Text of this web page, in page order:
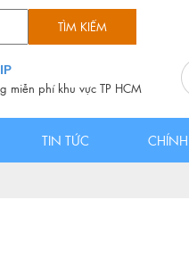
miễn phí khu vực TP HCM
TIN TỨC